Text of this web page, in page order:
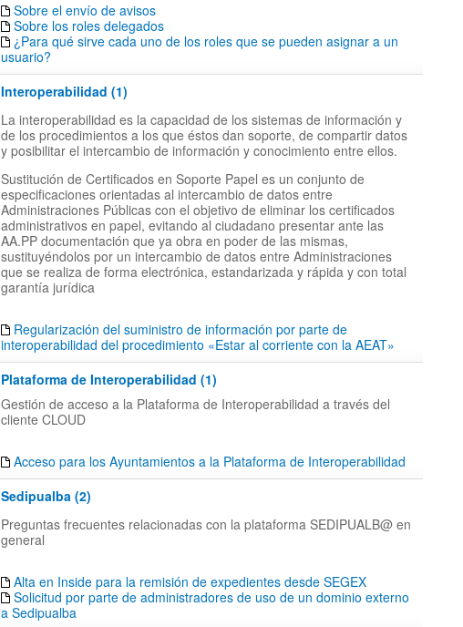
Sobre el envío de avisos
Sobre los roles delegados
¿Para qué sirve cada uno de los roles que se pueden asignar a un
usuario?
Interoperabilidad (1)
La interoperabilidad es la capacidad de los sistemas de información y
de los procedimientos a los que éstos dan soporte, de compartir datos
y posibilitar el intercambio de información y conocimiento entre ellos.
Sustitución de Certificados en Soporte Papel es un conjunto de
especificaciones orientadas al intercambio de datos entre
Administraciones Públicas con el objetivo de eliminar los certificados
administrativos en papel, evitando al ciudadano presentar ante las
AA.PP documentación que ya obra en poder de las mismas,
sustituyéndolos por un intercambio de datos entre Administraciones
que se realiza de forma electrónica, estandarizada y rápida y con total
garantía jurídica
Regularización del suministro de información por parte de
interoperabilidad del procedimiento «Estar al corriente con la AEAT»
Plataforma de Interoperabilidad (1)
Gestión de acceso a la Plataforma de Interoperabilidad a través del
cliente CLOUD
Acceso para los Ayuntamientos a la Plataforma de Interoperabilidad
Sedipualba (2)
Preguntas frecuentes relacionadas con la plataforma SEDIPUALB@ en
general
Alta en Inside para la remisión de expedientes desde SEGEX
Solicitud por parte de administradores de uso de un dominio externo
a Sedipualba